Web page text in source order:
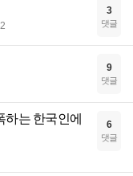
3
댓글
9
댓글
하는 한국인에
6
댓글